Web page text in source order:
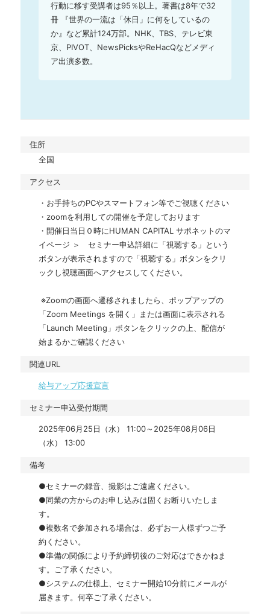
行動に移す受講者は95％以上。著書は8年で32
冊 『世界の一流は「休日」に何をしているの
か』など累計124万部。NHK、TBS、テレビ東
京、PIVOT、NewsPicksやReHacQなどメディ
ア出演多数。
住所
全国
アクセス
・お手持ちのPCやスマートフォン等でご視聴ください
・zoomを利用しての開催を予定しております
・開催日当日０時にHUMAN CAPITAL サポネットのマ
イページ ＞　セミナー申込詳細に「視聴する」という
ボタンが表示されますので「視聴する」ボタンをクリ
ックし視聴画面へアクセスしてください。
※Zoomの画面へ遷移されましたら、ポップアップの
「Zoom Meetings を開く」または画面に表示される
「Launch Meeting」ボタンをクリックの上、配信が
始まるかご確認ください
関連URL
給与アップ応援宣言
セミナー申込受付期間
2025年06月25日（水） 11:00～2025年08月06日
（水） 13:00
備考
●セミナーの録音、撮影はご遠慮ください。
●同業の方からのお申し込みは固くお断りいたしま
す。
●複数名で参加される場合は、必ずお一人様ずつご予
約ください。
●準備の関係により予約締切後のご対応はできかねま
す。ご了承ください。
●システムの仕様上、セミナー開始10分前にメールが
届きます。何卒ご了承ください。